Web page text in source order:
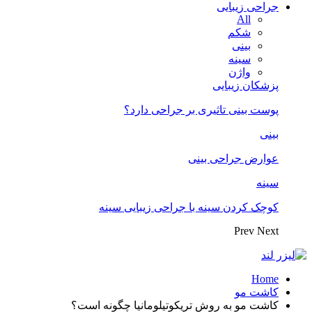
جراحی زیبایی
All
شکم
بینی
سینه
واژن
پزشکان زیبایی
پوست بینی تاثیری بر جراحی دارد؟
بینی
عوارض جراحی بینی
سینه
کوچک کردن سینه با جراحی زیبایی سینه
Prev Next
Home
کاشت مو
کاشت مو به روش تریکوتیلومانیا چگونه است؟